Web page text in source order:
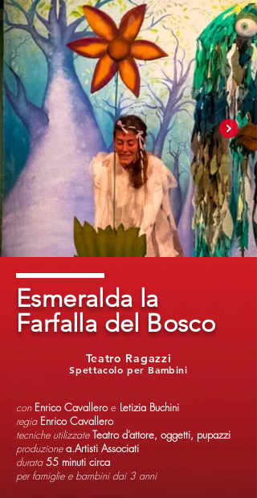
Esmeralda la
Farfalla del Bosco
Spettacolo per Bambini
Teatro Ragazzi
con Enrico Cavalleroe Letizia Buchini
regia Enrico Cavallero
tecniche utilizzate Teatro d’attore, oggetti, pupazzi
produzione a.Artisti Associati
durata 55 minuti circa
per famiglie e bambini dai 3 anni